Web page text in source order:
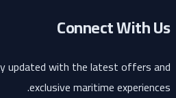
Connect With Us
updated with the latest offers and
exclusive maritime experiences.